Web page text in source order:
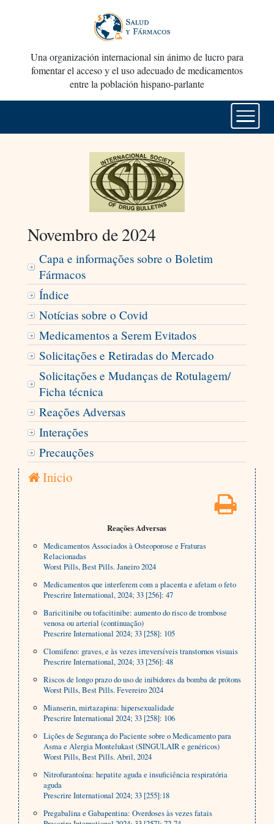
Una organización internacional sin ánimo de lucro para
fomentar el acceso y el uso adecuado de medicamentos
entre la población hispano-parlante
Novembro de 2024
Capa e informações sobre o Boletim
Fármacos
Índice
Notícias sobre o Covid
Medicamentos a Serem Evitados
Solicitações e Retiradas do Mercado
Solicitações e Mudanças de Rotulagem/
Ficha técnica
Reações Adversas
Interações
Precauções
Inicio
Reações Adversas
Medicamentos Associados à Osteoporose e Fraturas
Relacionadas
Worst Pills, Best Pills. Janeiro 2024
Medicamentos que interferem com a placenta e afetam o feto
Prescrire International, 2024; 33 [256]: 47
Baricitinibe ou tofacitinibe: aumento do risco de trombose
venosa ou arterial (continuação)
Prescrire International 2024; 33 [258]: 105
Clomifeno: graves, e às vezes irreversíveis transtornos visuais
Prescrire International, 2024; 33 [256]: 48
Riscos de longo prazo do uso de inibidores da bomba de prótons
Worst Pills, Best Pills. Fevereiro 2024
Mianserin, mirtazapina: hipersexualidade
Prescrire International 2024; 33 [258]: 106
Lições de Segurança do Paciente sobre o Medicamento para
Asma e Alergia Montelukast (SINGULAIR e genéricos)
Worst Pills, Best Pills. Abril, 2024
Nitrofurantoína: hepatite aguda e insuficiência respiratória
aguda
Prescrire International 2024; 33 [255]:18
Pregabalina e Gabapentina: Overdoses às vezes fatais